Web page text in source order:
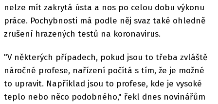
nelze mít zakrytá ústa a nos po celou dobu výkonu
práce. Pochybnosti má podle něj svaz také ohledně
zrušení hrazených testů na koronavirus.
"V některých případech, pokud jsou to třeba zvláště
náročné profese, nařízení počítá s tím, že je možné
to upravit. Například jsou to profese, kde je vysoké
teplo nebo něco podobného," řekl dnes novinářům